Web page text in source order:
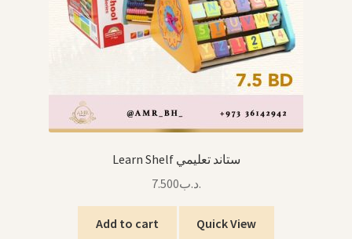
Learn Shelf ستاند تعليمي
.د.ب7.500
Add to cart Quick View